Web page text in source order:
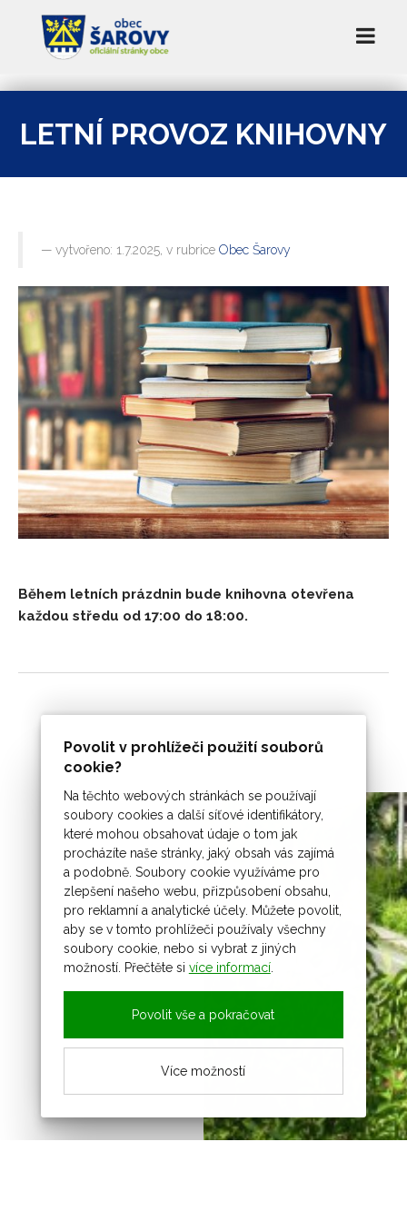
Povolit v prohlížeči použití souborů
cookie?
Na těchto webových stránkách se používají
soubory cookies a další síťové identifikátory,
které mohou obsahovat údaje o tom jak
procházíte naše stránky, jaký obsah vás zajímá
a podobně. Soubory cookie využíváme pro
zlepšení našeho webu, přizpůsobení obsahu,
pro reklamní a analytické účely. Můžete povolit,
aby se v tomto prohlížeči používaly všechny
soubory cookie, nebo si vybrat z jiných
možností. Přečtěte si více informací.
Povolit vše a pokračovat
Více možností
LETNÍ PROVOZ KNIHOVNY
vytvořeno: 1.7.2025, v rubrice Obec Šarovy
Během letních prázdnin bude knihovna otevřena
každou středu od 17:00 do 18:00.